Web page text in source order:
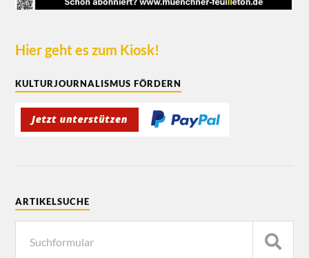
Hier geht es zum Kiosk!
KULTURJOURNALISMUS FÖRDERN
ARTIKELSUCHE